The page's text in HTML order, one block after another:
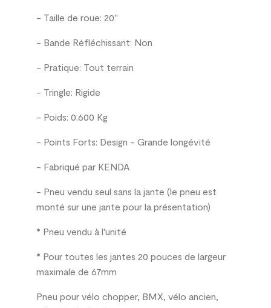
- Taille de roue: 20"
- Bande Réfléchissant: Non
- Pratique: Tout terrain
- Tringle: Rigide
- Poids: 0.600 Kg
- Points Forts: Design - Grande longévité
- Fabriqué par KENDA
- Pneu vendu seul sans la jante (le pneu est
monté sur une jante pour la présentation)
* Pneu vendu à l'unité
* Pour toutes les jantes 20 pouces de largeur
maximale de 67mm
Pneu pour vélo chopper, BMX, vélo ancien,